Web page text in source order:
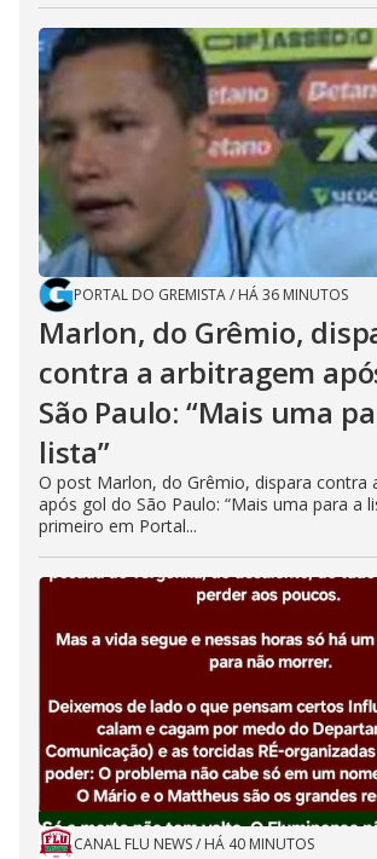
PORTAL DO GREMISTA/ HÁ 36 MINUTOS
Marlon, do Grêmio,
contra a arbitragem
São Paulo: “Mais uma
lista”
O post Marlon, do Grêmio, dispara contra
após gol do São Paulo: “Mais uma para a
primeiro em Portal...
CANAL FLU NEWS/ HÁ 40 MINUTOS